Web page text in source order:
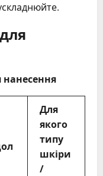
нанесення
Для
якого
типу
шкіри
/